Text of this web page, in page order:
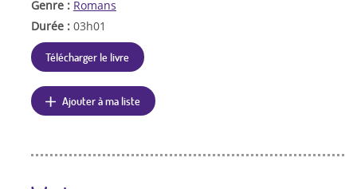
Genre : Romans
Durée : 03h01
Télécharger le livre
Ajouter à ma liste